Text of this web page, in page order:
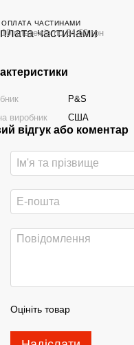
ОПЛАТА ЧАСТИНАМИ
10 платежів по 84.60 грн
P&S
виробник
США
відгук або коментар
Оцініть товар